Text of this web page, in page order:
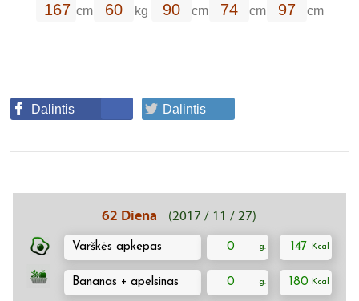
167 cm 60 kg 90 cm 74 cm 97 cm
Dalintis Dalintis
62 Diena (2017 / 11 / 27)
Varškės apkepas 0 147
Bananas + apelsinas 0 180